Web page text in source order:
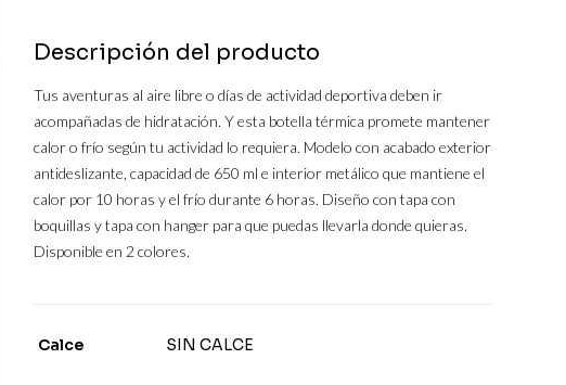
Descripción del producto
Tus aventuras al aire libre o días de actividad deportiva deben ir
acompañadas de hidratación. Y esta botella térmica promete mantener
calor o frío según tu actividad lo requiera. Modelo con acabado exterior
antideslizante, capacidad de 650 ml e interior metálico que mantiene el
calor por 10 horas y el frío durante 6 horas. Diseño con tapa con
boquillas y tapa con hanger para que puedas llevarla donde quieras.
Disponible en 2 colores.
Calce SIN CALCE